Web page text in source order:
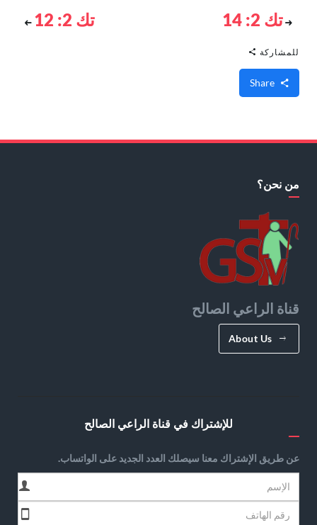
تك 2: 14 تك 2: 12
للمشاركة
من نحن؟
قناة الراعي الصالح
About Us
للإشتراك في قناة الراعي الصالح
عن طريق الإشتراك معنا سيصلك العدد الجديد على الواتساب.